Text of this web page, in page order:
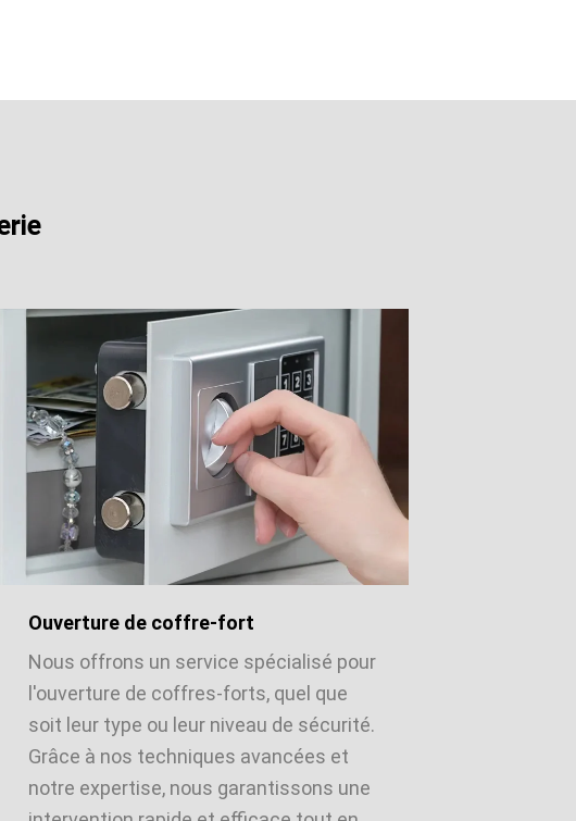
Ouverture de coffre-fort
Nous offrons un service spécialisé pour
l'ouverture de coffres-forts, quel que
soit leur type ou leur niveau de sécurité.
Grâce à nos techniques avancées et
notre expertise, nous garantissons une